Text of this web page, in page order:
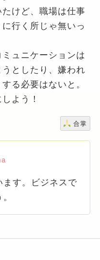
けど、職場は仕事
行く所じゃ無いっ
ュニケーションは
としたり、嫌われ
る必要はないと。
よう！
合掌
ます。ビジネスで